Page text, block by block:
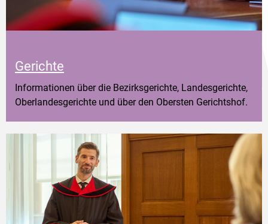
Gerichte
Informationen über die Bezirksgerichte, Landesgerichte,
Oberlandesgerichte und über den Obersten Gerichtshof.